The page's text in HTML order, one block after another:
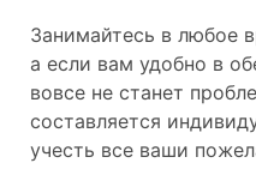
Занимайтесь в любое
а если вам удобно в
вовсе не станет
составляется
учесть все ваши